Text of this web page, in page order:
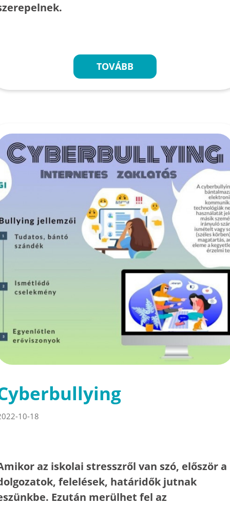
TOVÁBB
10-18
az iskolai stresszről van szó, először a
felelések, határidők jutnak
Ezután merülhet fel az